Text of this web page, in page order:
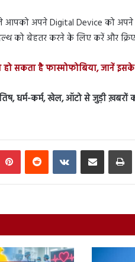
आपको अपने Digital Device को
को बेहतर करने के लिए करें और
सकता है फास्मोफोबिया, जानें
धर्म-कर्म, खेल, ऑटो से जुड़ी
PinterestReddit VKontakteShare via Email